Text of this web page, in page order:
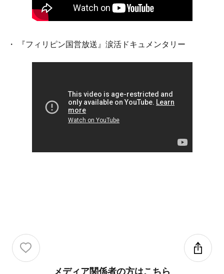
・ 『フィリピン国営放送』涙活ドキュメンタリー
メディア関係者の方はこちら